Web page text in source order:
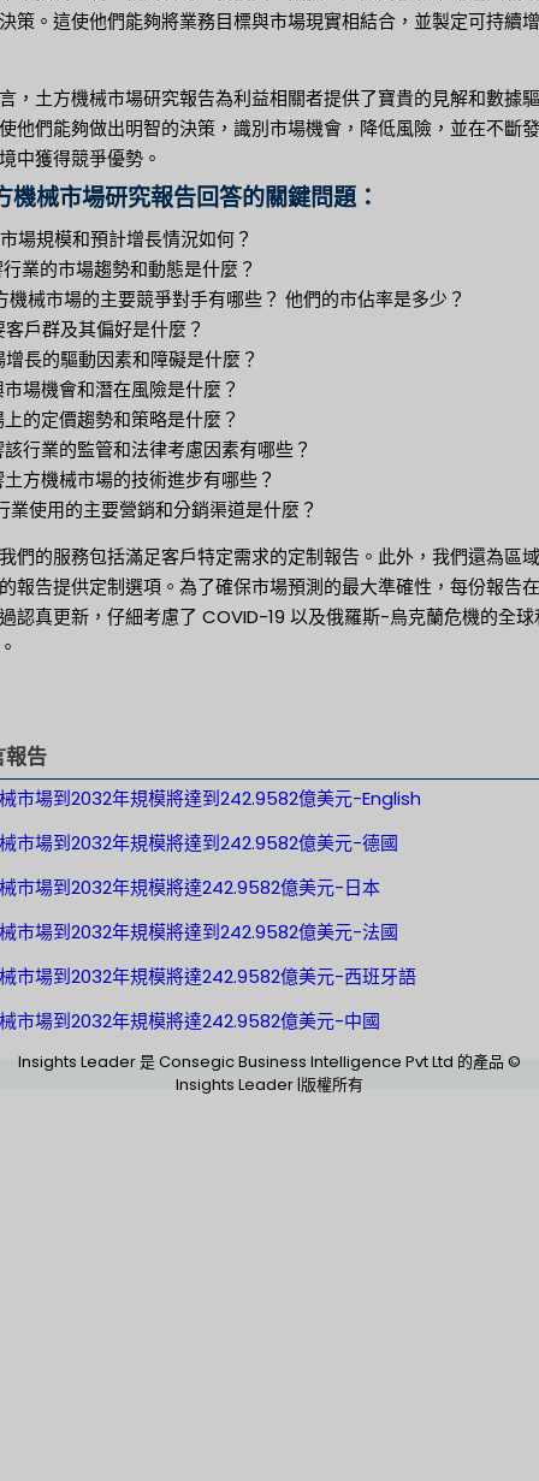
策。這使他們能夠將業務目標與市場現實相結合，並製定可持續
，土方機械市場研究報告為利益相關者提供了寶貴的見解和數據
他們能夠做出明智的決策，識別市場機會，降低風險，並在不斷
中獲得競爭優勢。
機械市場研究報告回答的關鍵問題：
場規模和預計增長情況如何？
業的市場趨勢和動態是什麼？
機械市場的主要競爭對手有哪些？ 他們的市佔率是多少？
戶群及其偏好是什麼？
長的驅動因素和障礙是什麼？
場機會和潛在風險是什麼？
的定價趨勢和策略是什麼？
行業的監管和法律考慮因素有哪些？
方機械市場的技術進步有哪些？
業使用的主要營銷和分銷渠道是什麼？
們的服務包括滿足客戶特定需求的定制報告。此外，我們還為區
報告提供定制選項。為了確保市場預測的最大準確性，每份報告
認真更新，仔細考慮了 COVID-19 以及俄羅斯-烏克蘭危機的全球
報告
市場到2032年規模將達到242.9582億美元-English
市場到2032年規模將達到242.9582億美元-德國
市場到2032年規模將達242.9582億美元-日本
市場到2032年規模將達到242.9582億美元-法國
市場到2032年規模將達242.9582億美元-西班牙語
市場到2032年規模將達242.9582億美元-中國
Insights Leader 是 Consegic Business Intelligence Pvt Ltd 的產品 ©
Insights Leader |版權所有